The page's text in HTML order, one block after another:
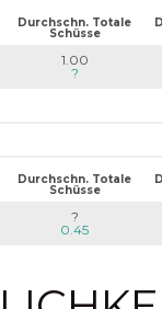
Durchschn. Totale
Schüsse
1.00
?
Durchschn. Totale
Schüsse
?
0.45